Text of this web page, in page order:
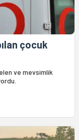
çocuk
ve mevsimlik